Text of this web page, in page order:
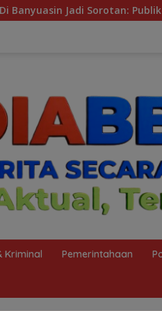
Tuntut Transparansi
Kriminal Pemerintahaan